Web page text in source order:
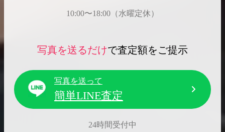
10:00〜18:00（水曜定休）
写真を送るだけで査定額をご提示
写真を送って
簡単LINE査定
24時間受付中